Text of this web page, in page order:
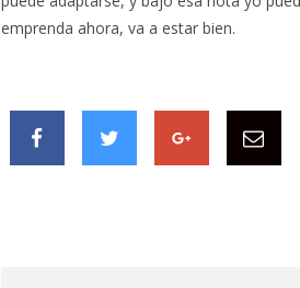
emprenda ahora, va a estar bien.